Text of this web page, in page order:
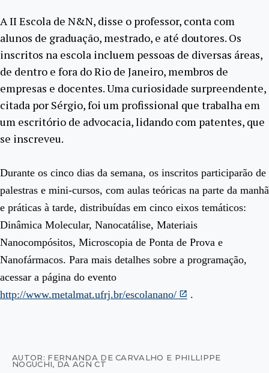
A II Escola de N&N, disse o professor, conta com
alunos de graduação, mestrado, e até doutores. Os
inscritos na escola incluem pessoas de diversas áreas,
de dentro e fora do Rio de Janeiro, membros de
empresas e docentes. Uma curiosidade surpreendente,
citada por Sérgio, foi um profissional que trabalha em
um escritório de advocacia, lidando com patentes, que
se inscreveu.
Durante os cinco dias da semana, os inscritos participarão de
palestras e mini-cursos, com aulas teóricas na parte da manhã
e práticas à tarde, distribuídas em cinco eixos temáticos:
Dinâmica Molecular, Nanocatálise, Materiais
Nanocompósitos, Microscopia de Ponta de Prova e
Nanofármacos. Para mais detalhes sobre a programação,
acessar a página do evento
http://www.metalmat.ufrj.br/escolanano/
.
AUTOR: FERNANDA DE CARVALHO E PHILLIPPE
NOGUCHI, DA AGN CT